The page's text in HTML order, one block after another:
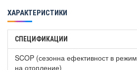
Cooper and Hunter CH-
S18FTXE/I NG
Cooper and Hunter CH-
ХАРАКТЕРИСТИКИ
СПЕЦИФИКАЦИИ
SCOP (сезонна ефективност в режим
на отопление)